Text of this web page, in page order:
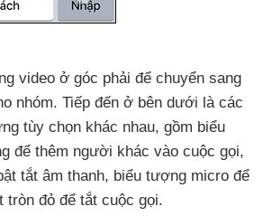
video ở góc phải để chuyển sang
nhóm. Tiếp đến ở bên dưới là các
tùy chọn khác nhau, gồm biểu
để thêm người khác vào cuộc gọi,
tắt âm thanh, biểu tượng micro để
tròn đỏ để tắt cuộc gọi.